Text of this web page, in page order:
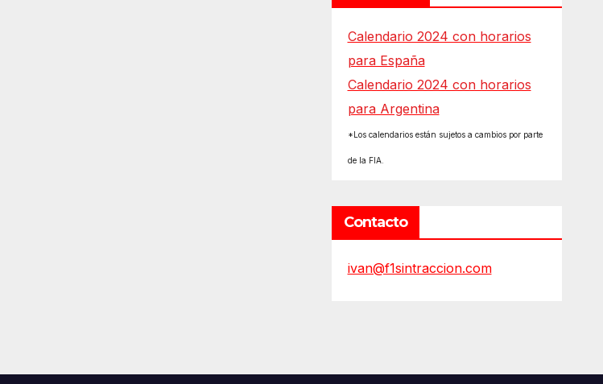
Calendario 2024 con horarios
para España
Calendario 2024 con horarios
para Argentina
*Los calendarios están sujetos a cambios por parte
de la FIA.
Contacto
ivan@f1sintraccion.com